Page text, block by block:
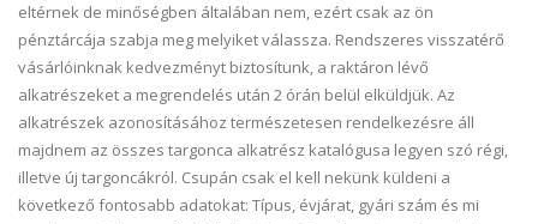
eltérnek de minőségben általában nem, ezért csak az ön
pénztárcája szabja meg melyiket válassza. Rendszeres visszatérő
vásárlóinknak kedvezményt biztosítunk, a raktáron lévő
alkatrészeket a megrendelés után 2 órán belül elküldjük. Az
alkatrészek azonosításához természetesen rendelkezésre áll
majdnem az összes targonca alkatrész katalógusa legyen szó régi,
illetve új targoncákról. Csupán csak el kell nekünk küldeni a
következő fontosabb adatokat: Típus, évjárat, gyári szám és mi